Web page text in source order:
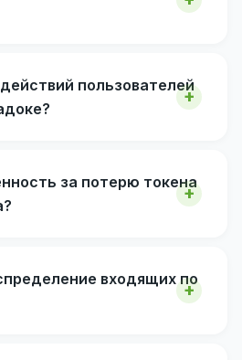
пользователей
за потерю токена
входящих по